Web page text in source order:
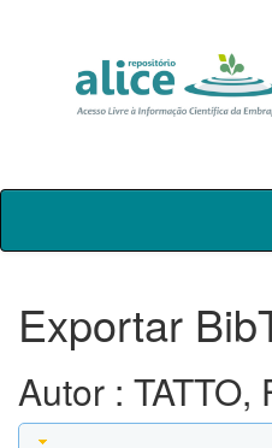
Skip
Exportar
Autor : TATTO,